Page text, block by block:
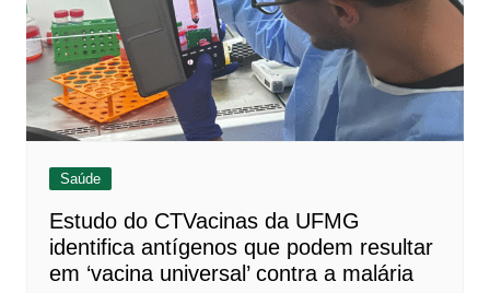
Saúde
Estudo do CTVacinas da UFMG
identifica antígenos que podem resultar
em ‘vacina universal’ contra a malária